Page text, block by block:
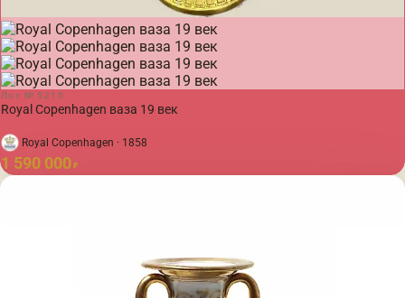
Лот № 5215
Royal Copenhagen ваза 19 век
Royal Copenhagen · 1858
1 590 000 ₽